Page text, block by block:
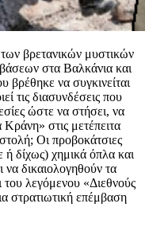
βρετανικών μυστικών
στα Βαλκάνια και
βρέθηκε να συγκινείται
τις διασυνδέσεις που
ώστε να στήσει, να
στις μετέπειτα
Οι προβοκάτσιες
δίχως) χημικά όπλα και
να δικαιολογηθούν τα
λεγόμενου «Διεθνούς
στρατιωτική επέμβαση